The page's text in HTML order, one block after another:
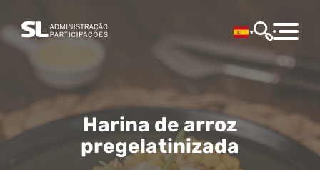
Harina de arroz
pregelatinizada